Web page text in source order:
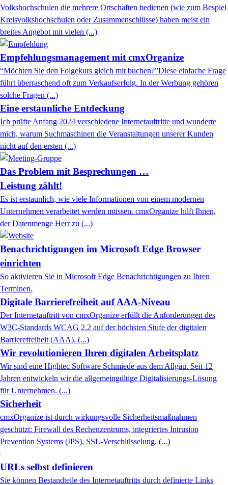
Volkshochschulen die mehrere Ortschaften bedienen (wie zum Bespiel
Kreisvolkshochschulen oder Zusammenschlüsse) haben meist ein
breites Angebot mit vielen (...)
Empfehlungsmanagement mit cmxOrganize
“Möchten Sie den Folgekurs gleich mit buchen?”Diese einfache Frage
führt überraschend oft zum Verkaufserfolg. In der Werbung gehören
solche Fragen (...)
Eine erstaunliche Entdeckung
Ich prüfte Anfang 2024 verschiedene Internetauftritte und wunderte
mich, warum Suchmaschinen die Veranstaltungen unserer Kunden
nicht auf den ersten (...)
Das Problem mit Besprechungen …
Leistung zählt!
Es ist erstaunlich, wie viele Informationen von einem modernen
Unternehmen verarbeitet werden müssen. cmxOrganize hilft Ihnen,
der Datenmenge Herr zu (...)
Benachrichtigungen im Microsoft Edge Browser
einrichten
So aktivieren Sie in Microsoft Edge Benachrichtigungen zu Ihren
Terminen.
Digitale Barrierefreiheit auf AAA-Niveau
Der Internetauftritt von cmxOrganize erfüllt die Anforderungen des
W3C-Standards WCAG 2.2 auf der höchsten Stufe der digitalen
Barrierefreiheit (AAA). (...)
Wir revolutionieren Ihren digitalen Arbeitsplatz
Wir sind eine Hightec Software Schmiede aus dem Allgäu. Seit 12
Jahren entwickeln wir die allgemeingültige Digitalisierungs-Lösung
für Unternehmen. (...)
Sicherheit
cmxOrganize ist durch wirkungsvolle Sicherheitsmaßnahmen
geschützt: Firewall des Rechenzentrums, integriertes Intrusion
Prevention Systems (IPS), SSL-Verschlüsselung, (...)
URLs selbst definieren
Sie können Bestandteile des Internetauftritts durch definierte Links